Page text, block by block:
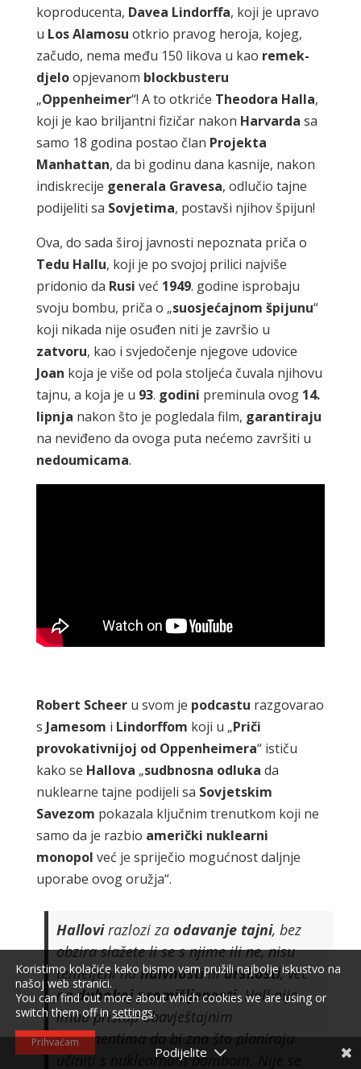
koproducenta, Davea Lindorffa, koji je upravo
u LosAlamosu otkrio pravog heroja, kojeg,
začudo, nema među 150 likova u kao remek-
djeloopjevanom blockbusteru
„Oppenheimer“! A to otkriće Theodora Halla,
koji je kao briljantni fizičar nakon Harvarda sa
samo 18 godina postao član Projekta
Manhattan, da bi godinu dana kasnije, nakon
indiskrecije generala Gravesa, odlučio tajne
podijeliti sa Sovjetima, postavši njihov špijun!
Ova, do sada široj javnosti nepoznata priča o
Tedu Hallu, koji je po svojoj prilici najviše
pridonio da Rusi već 1949. godine isprobaju
svoju bombu, priča o „suosjećajnom špijunu“
koji nikada nije osuđen niti je završio u
zatvoru, kao i svjedočenje njegove udovice
Joan koja je više od pola stoljeća čuvala njihovu
tajnu, a koja je u 93. godini preminula ovog 14.
lipnja nakon što je pogledala film, garantiraju
na neviđeno da ovoga puta nećemo završiti u
nedoumicama.
Robert Scheeru svom je podcastu razgovarao
s Jamesom i Lindorffom koji u „Priči
provokativnijoj od Oppenheimera“ ističu
kako se Hallova „sudbnosna odluka da
nuklearne tajne podijeli sa Sovjetskim
Savezom pokazala ključnim trenutkom koji ne
samo da je razbio američki nuklearni
monopol već je spriječio mogućnost daljnje
uporabe ovog oružja“.
Hallovirazlozi za odavanje tajni, bez
obzira slažete li se s njime ili ne, nisu
temeljeni nanaivnostiilidrskosti, već
nadubokoj promišljenosti. Hall nije
imao pristup obavještajnim
dokumentima da bi zna što planiraju
učiniti s nuklearnom bombom. Nije se
Koristimo kolačiće kako bismo vam pružili najbolje iskustvo na
našoj web stranici.
You can find out more about which cookies we are using or
switch them off insettings.
Prihvaćam